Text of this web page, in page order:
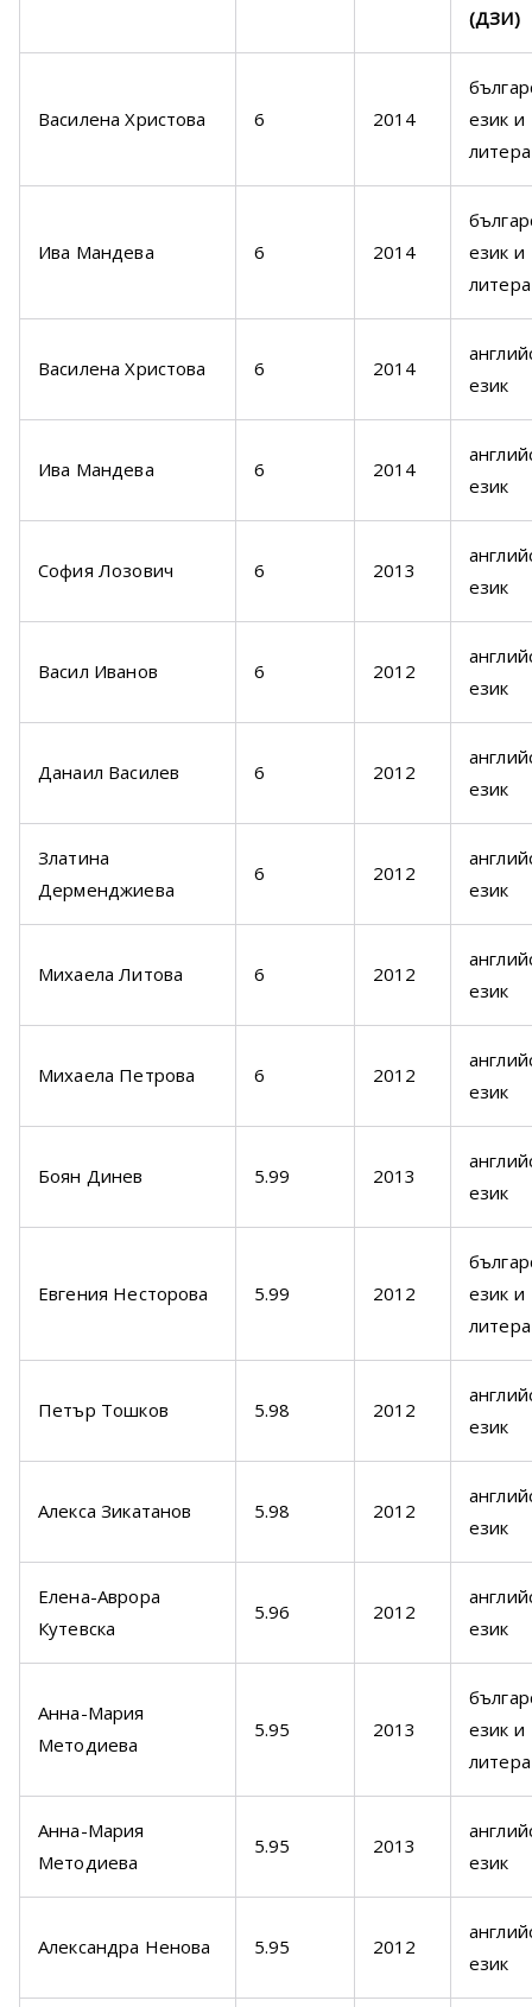
(ДЗИ)
Василена Христова 6 2014
език и
Ива Мандева 6 2014
език и
Василена Христова 6 2014
език
Ива Мандева 6 2014
език
София Лозович 6 2013
език
Васил Иванов 6 2012
език
Данаил Василев 6 2012
език
Златина
Дерменджиева
6 2012
език
Михаела Литова 6 2012
език
Михаела Петрова 6 2012
език
Боян Динев 5.99 2013
език
Евгения Несторова 5.99 2012
език и
Петър Тошков 5.98 2012
език
Алекса Зикатанов 5.98 2012
език
Елена-Аврора
Кутевска
5.96 2012
език
Анна-Мария
Методиева
5.95 2013
език и
Анна-Мария
Методиева
5.95 2013
език
Александра Ненова 5.95 2012
език